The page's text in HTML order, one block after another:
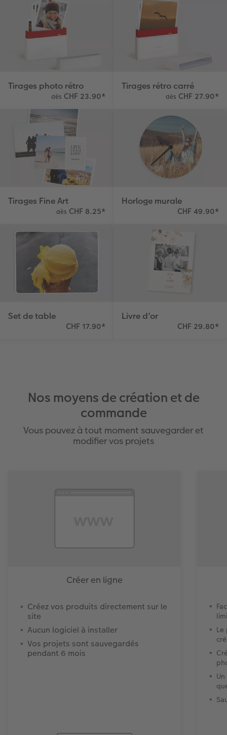
Tirages photo rétro
dès CHF 23.90*
Tirages rétro carré
dès CHF 27.90*
Tirages Fine Art
dès CHF 8.25*
Horloge murale
CHF 49.90*
Set de table
CHF 17.90*
Livre d’or
CHF 29.80*
Nos moyens de création et de
commande
Vous pouvez à tout moment sauvegarder et
modifier vos projets
Créer en ligne
Créez vos produits directement sur le
site
Aucun logiciel à installer
Vos projets sont sauvegardés
pendant 6 mois
Le